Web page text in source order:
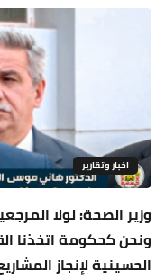
اخبار وتقارير
وزير الصحة: لولا
ونحن كحكومة اتخذنا
الحسينية لإنجاز